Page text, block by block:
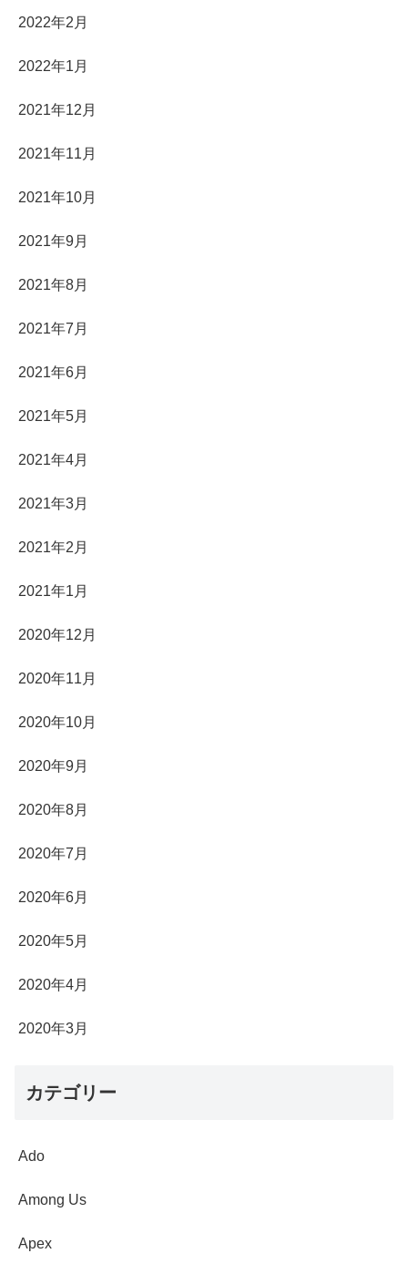
2022年2月
2022年1月
2021年12月
2021年11月
2021年10月
2021年9月
2021年8月
2021年7月
2021年6月
2021年5月
2021年4月
2021年3月
2021年2月
2021年1月
2020年12月
2020年11月
2020年10月
2020年9月
2020年8月
2020年7月
2020年6月
2020年5月
2020年4月
2020年3月
カテゴリー
Ado
Among Us
Apex